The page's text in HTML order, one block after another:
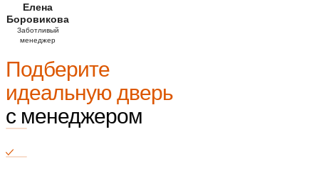
Елена
Боровикова
Заботливый
менеджер
Подберите
идеальную дверь
с менеджером